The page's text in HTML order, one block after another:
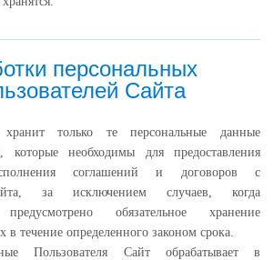
персональных
Сайта
только те персональные данные
которые необходимы для предоставления
соглашений и договоров с
за исключением случаев, когда
предусмотрено обязательное хранение
в течение определенного законом срока.
Пользователя Сайт обрабатывает в